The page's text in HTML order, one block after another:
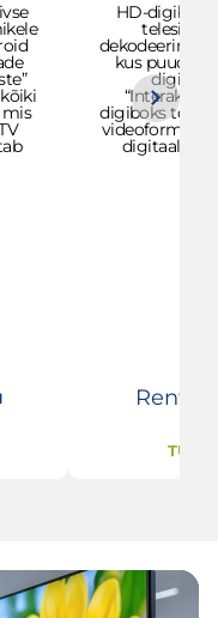
mis
HD-
telesisu
kus puudub
digiboks
digitaalse
Rent: